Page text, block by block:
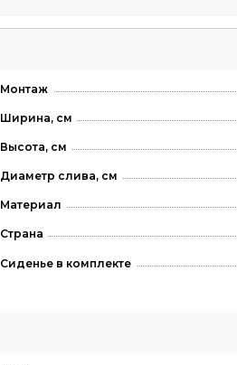
Монтаж
Ширина, см
Высота, см
Диаметр слива, см
Материал
Страна
Сиденье в комплекте